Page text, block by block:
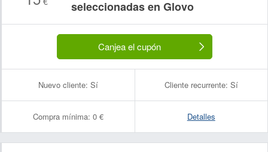
seleccionadas en Glovo
Canjea el cupón
Nuevo cliente: Sí Cliente recurrente: Sí
Compra mínima: 0 € Detalles